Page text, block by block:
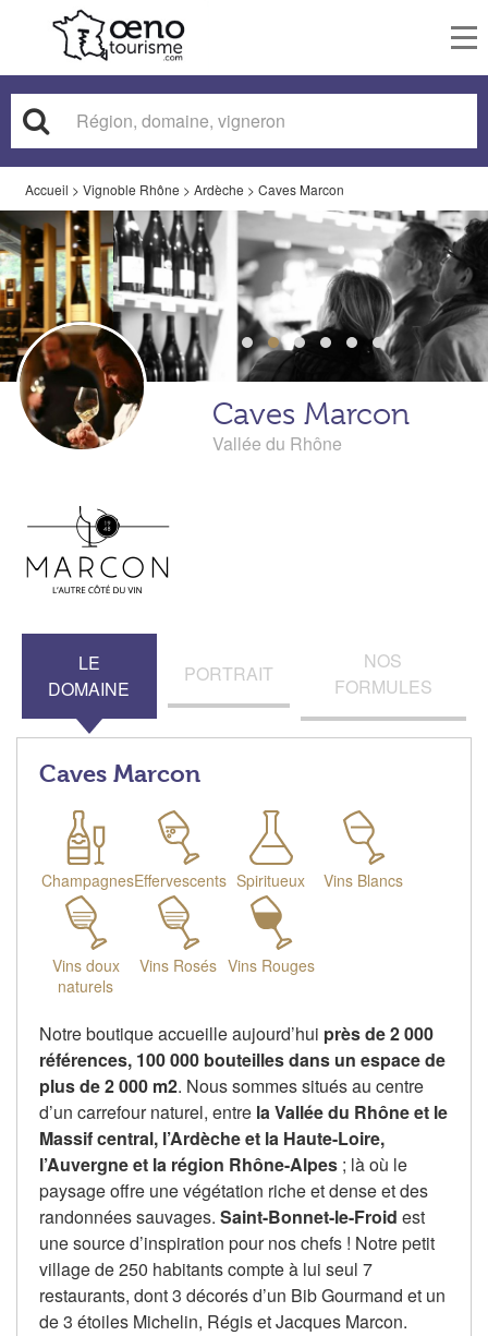
Accueil > Vignoble Rhône > Ardèche > Caves Marcon
Caves Marcon
Vallée du Rhône
LE
DOMAINE
PORTRAIT
NOS
FORMULES
Caves Marcon
ChampagnesEffervescents Spiritueux Vins Blancs
Vins doux
naturels
Vins Rosés Vins Rouges
Notre boutique accueille aujourd’hui près de 2 000
références, 100 000 bouteilles dans un espace de
plus de 2 000 m2. Nous sommes situés au centre
d’un carrefour naturel, entre la Vallée du Rhône et le
Massif central, l’Ardèche et la Haute-Loire,
l’Auvergne et la région Rhône-Alpes ; là où le
paysage offre une végétation riche et dense et des
randonnées sauvages. Saint-Bonnet-le-Froid est
une source d’inspiration pour nos chefs ! Notre petit
village de 250 habitants compte à lui seul 7
restaurants, dont 3 décorés d’un Bib Gourmand et un
de 3 étoiles Michelin, Régis et Jacques Marcon.